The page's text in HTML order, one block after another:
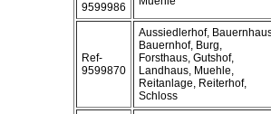
9599986
Ref-
9599870
Aussiedlerhof,
Bauernhof, Burg,
Forsthaus, Gutshof,
Landhaus, Muehle,
Reitanlage, Reiterhof,
Schloss